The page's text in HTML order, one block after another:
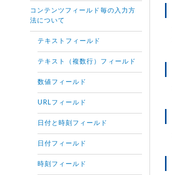
コンテンツフィールド毎の入力方
法について
テキストフィールド
テキスト（複数行）フィールド
数値フィールド
URLフィールド
日付と時刻フィールド
日付フィールド
時刻フィールド